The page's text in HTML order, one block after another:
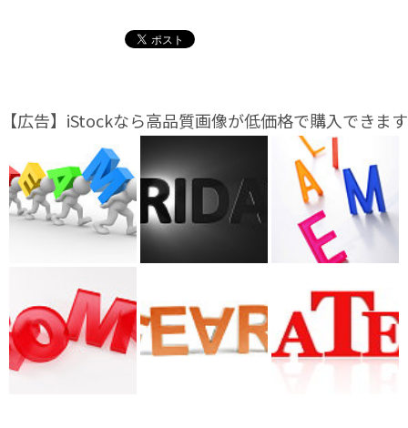
【広告】iStockなら高品質画像が低価格で購入できます